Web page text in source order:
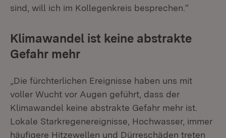
sind, will ich im Kollegenkreis besprechen.“
Klimawandel ist keine abstrakte
Gefahr mehr
„Die fürchterlichen Ereignisse haben uns mit
voller Wucht vor Augen geführt, dass der
Klimawandel keine abstrakte Gefahr mehr ist.
Lokale Starkregenereignisse, Hochwasser, immer
häufigere Hitzewellen und Dürreschäden treten